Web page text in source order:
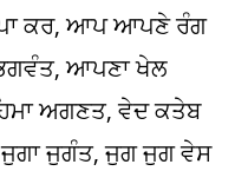
ਕਰ, ਆਪ ਆਪਣੇ ਰੰਗ
ਆਪਣਾ ਖੇਲ
ਅਗਣਤ, ਵੇਦ ਕਤੇਬ
ਜੁਗੰਤ, ਜੁਗ ਜੁਗ ਵੇਸ